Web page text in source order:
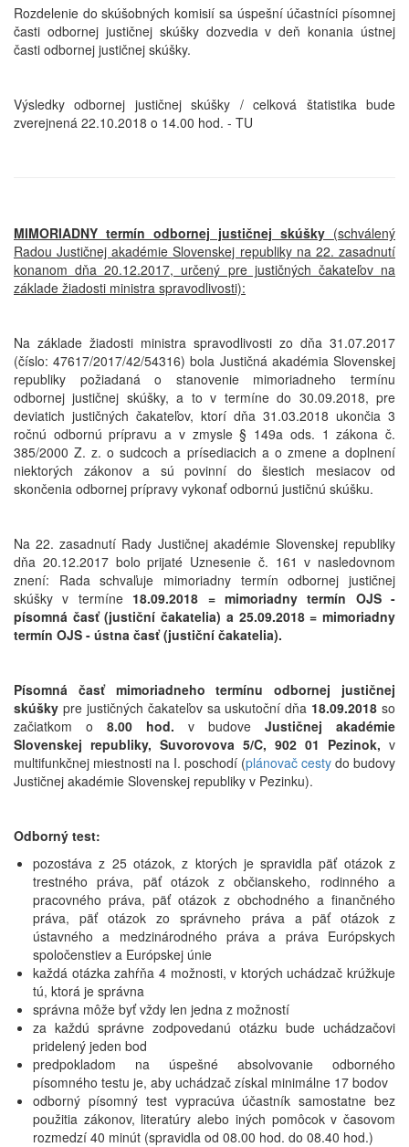
Rozdelenie do skúšobných komisií sa úspešní účastníci písomnej
časti odbornej justičnej skúšky dozvedia v deň konania ústnej
časti odbornej justičnej skúšky.
Výsledky odbornej justičnej skúšky / celková štatistika bude
zverejnená 22.10.2018 o 14.00 hod. - TU
MIMORIADNY termín odbornej justičnej skúšky (schválený
Radou Justičnej akadémie Slovenskej republiky na 22. zasadnutí
konanom dňa 20.12.2017, určený pre justičných čakateľov na
základe žiadosti ministra spravodlivosti):
Na základe žiadosti ministra spravodlivosti zo dňa 31.07.2017
(číslo: 47617/2017/42/54316) bola Justičná akadémia Slovenskej
republiky požiadaná o stanovenie mimoriadneho termínu
odbornej justičnej skúšky, a to v termíne do 30.09.2018, pre
deviatich justičných čakateľov, ktorí dňa 31.03.2018 ukončia 3
ročnú odbornú prípravu a v zmysle § 149a ods. 1 zákona č.
385/2000 Z. z. o sudcoch a prísediacich a o zmene a doplnení
niektorých zákonov a sú povinní do šiestich mesiacov od
skončenia odbornej prípravy vykonať odbornú justičnú skúšku.
Na 22. zasadnutí Rady Justičnej akadémie Slovenskej republiky
dňa 20.12.2017 bolo prijaté Uznesenie č. 161 v nasledovnom
znení: Rada schvaľuje mimoriadny termín odbornej justičnej
skúšky v termíne 18.09.2018 = mimoriadny termín OJS -
písomná časť (justiční čakatelia) a 25.09.2018 = mimoriadny
termín OJS - ústna časť (justiční čakatelia).
Písomná časť mimoriadneho termínu odbornej justičnej
skúšky pre justičných čakateľov sa uskutoční dňa 18.09.2018 so
začiatkom o 8.00 hod. v budove Justičnej akadémie
Slovenskej republiky, Suvorovova 5/C, 902 01 Pezinok, v
multifunkčnej miestnosti na I. poschodí (plánovač cesty do budovy
Justičnej akadémie Slovenskej republiky v Pezinku).
Odborný test:
pozostáva z 25 otázok, z ktorých je spravidla päť otázok z
trestného práva, päť otázok z občianskeho, rodinného a
pracovného práva, päť otázok z obchodného a finančného
práva, päť otázok zo správneho práva a päť otázok z
ústavného a medzinárodného práva a práva Európskych
spoločenstiev a Európskej únie
každá otázka zahŕňa 4 možnosti, v ktorých uchádzač krúžkuje
tú, ktorá je správna
správna môže byť vždy len jedna z možností
za každú správne zodpovedanú otázku bude uchádzačovi
pridelený jeden bod
predpokladom na úspešné absolvovanie odborného
písomného testu je, aby uchádzač získal minimálne 17 bodov
odborný písomný test vypracúva účastník samostatne bez
použitia zákonov, literatúry alebo iných pomôcok v časovom
rozmedzí 40 minút (spravidla od 08.00 hod. do 08.40 hod.)